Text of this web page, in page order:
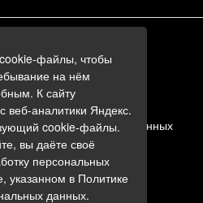
644-84-05
644-84-05
zakaz@gigi.ru
персональных данных
соглашение
файлы, чтобы
на нём
К сайту
веб-аналитики Яндекс.
cookie-файлы.
вы даёте своё
персональных
указанном в Политике
данных.